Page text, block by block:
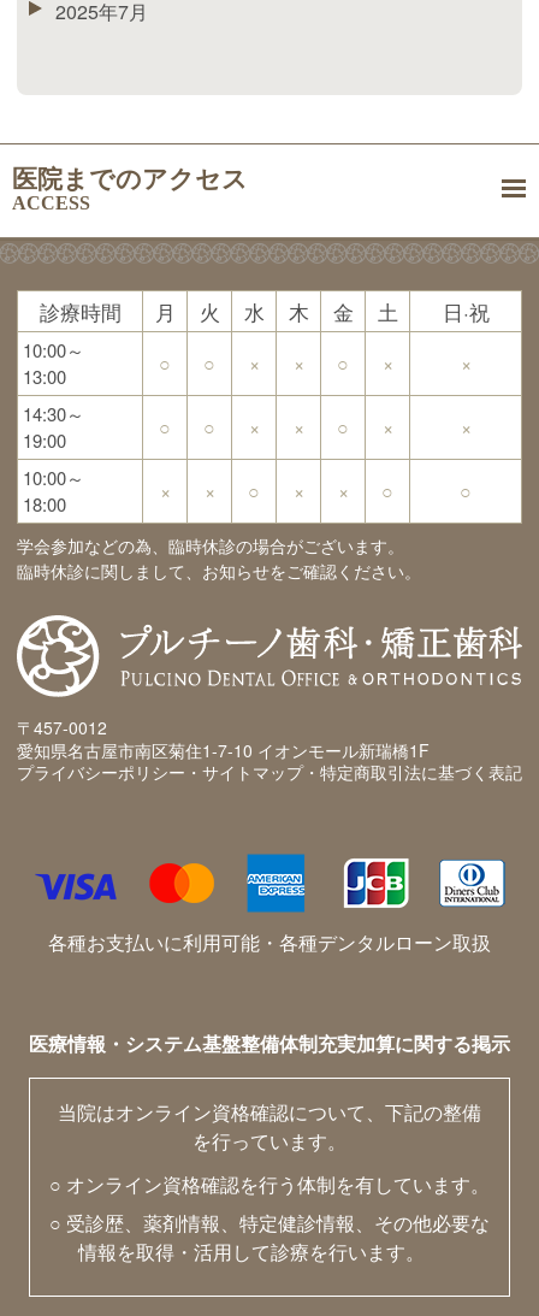
2025年7月
医院までのアクセス
ACCESS
診療時間 月 火 水 木 金 土 日·祝
10:00～
13:00
○ ○ × × ○ × ×
14:30～
19:00
○ ○ × × ○ × ×
10:00～
18:00
× × ○ × × ○ ○
学会参加などの為、臨時休診の場合がございます。
臨時休診に関しまして、お知らせをご確認ください。
〒457-0012
愛知県名古屋市南区菊住1-7-10 イオンモール新瑞橋1F
プライバシーポリシー・サイトマップ・特定商取引法に基づく表記
各種お支払いに利用可能・各種デンタルローン取扱
医療情報・システム基盤整備体制充実加算に関する掲示
当院はオンライン資格確認について、下記の整備
を行っています。
○ オンライン資格確認を行う体制を有しています。
○ 受診歴、薬剤情報、特定健診情報、その他必要な
情報を取得・活用して診療を行います。